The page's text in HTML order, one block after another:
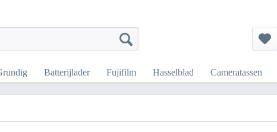
Batterijlader Fujifilm Hasselblad Cameratassen